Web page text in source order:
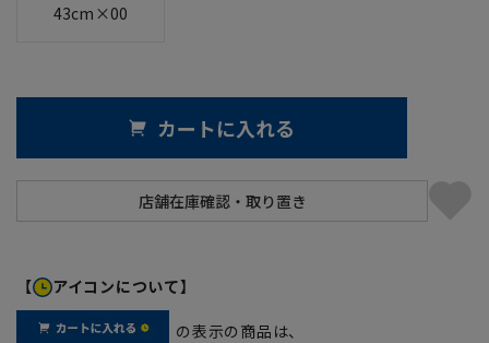
43cm×00
カートに入れる
【 アイコンについて】
の表示の商品は、